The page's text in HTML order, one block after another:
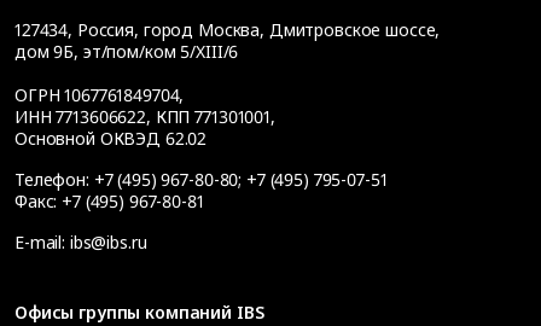
127434, Россия, город Москва, Дмитровское шоссе,
дом 9Б, эт/пом/ком 5/XIII/6
ОГРН 1067761849704,
ИНН 7713606622, КПП 771301001,
Основной ОКВЭД 62.02
Телефон: +7 (495) 967-80-80; +7 (495) 795-07-51
Факс: +7 (495) 967-80-81
E-mail: ibs@ibs.ru
Офисы группы компаний IBS